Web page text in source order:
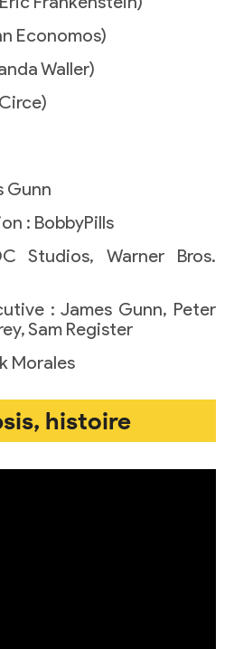
Economos)
Waller)
Gunn
: BobbyPills
Studios, Warner Bros.
: James Gunn, Peter
Sam Register
Morales
histoire